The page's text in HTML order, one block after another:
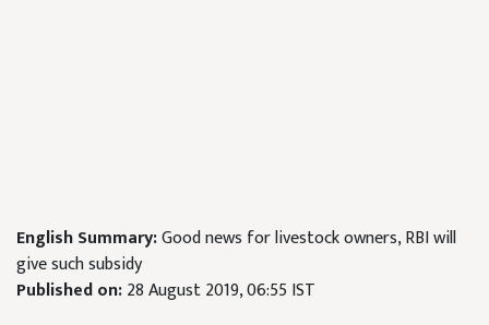
English Summary:Good news for livestock owners, RBI will
give such subsidy
Published on:28 August 2019, 06:55 IST